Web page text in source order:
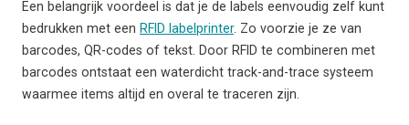
Een belangrijk voordeel is dat je de labels eenvoudig zelf kunt
bedrukken met een RFID labelprinter. Zo voorzie je ze van
barcodes, QR-codes of tekst. Door RFID te combineren met
barcodes ontstaat een waterdicht track-and-trace systeem
waarmee items altijd en overal te traceren zijn.